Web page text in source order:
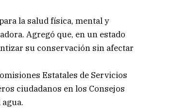
la salud física, mental y
Agregó que, en un estado
su conservación sin afectar
Estatales de Servicios
ciudadanos en los Consejos